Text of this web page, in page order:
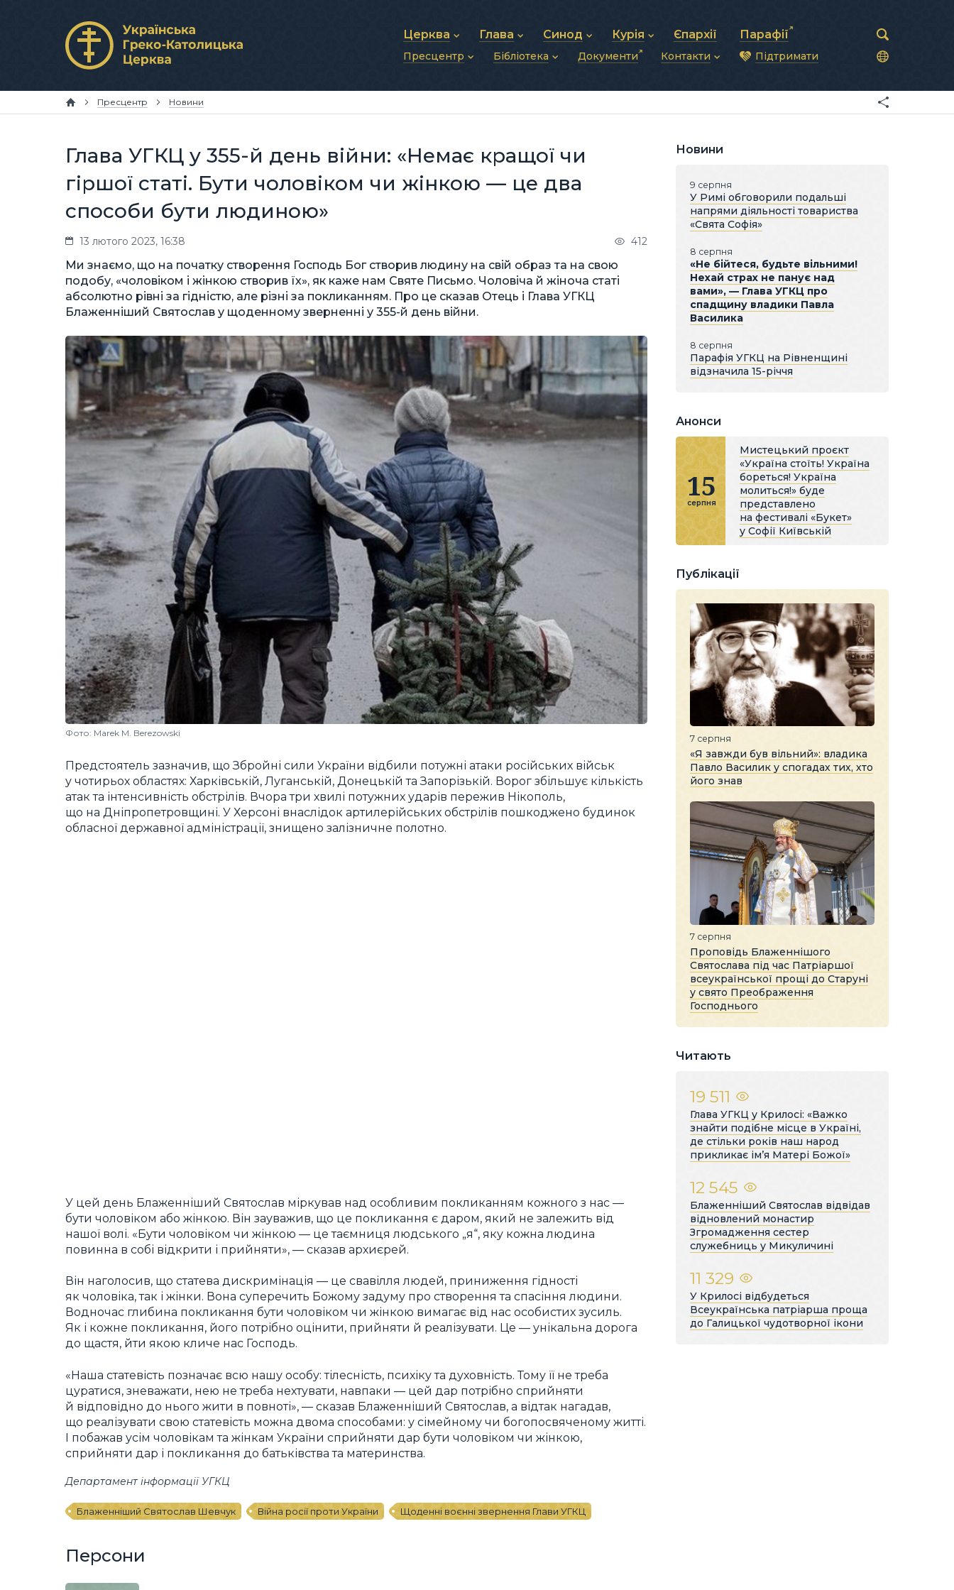
Церква
Про УГКЦ
Структура УГКЦ
Глава
Блаженніший Святослав
Фотографії
Синод
Синод Єпископів
Митрополичі Синоди
Курія
Душпастирська рада
Зв’язки та комунікації
Єпархії Парафії
Пресцентр
Публікації
Фото та відео
Архів новин (2013–2022)
Бібліотека
Молитви
Документи Контакти
Синоди Єпископів
Патріарша курія
Підтримати
Пресцентр Новини
Глава УГКЦ у 355-й день війни: «Немає кращої чи
гіршої статі. Бути чоловіком чи жінкою — це два
способи бути людиною»
13 лютого 2023, 16:38 412
Ми знаємо, що на початку створення Господь Бог створив людину на свій образ та на свою
подобу, «чоловіком і жінкою створив їх», як каже нам Святе Письмо. Чоловіча й жіноча статі
абсолютно рівні за гідністю, але різні за покликанням. Про це сказав Отець і Глава УГКЦ
Блаженніший Святослав у щоденному зверненні у 355-й день війни.
Фото: Marek M. Berezowski
Предстоятель зазначив, що Збройні сили України відбили потужні атаки російських військ
у чотирьох областях: Харківській, Луганській, Донецькій та Запорізькій. Ворог збільшує кількість
атак та інтенсивність обстрілів. Вчора три хвилі потужних ударів пережив Нікополь,
що на Дніпропетровщині. У Херсоні внаслідок артилерійських обстрілів пошкоджено будинок
обласної державної адміністрації, знищено залізничне полотно.
У цей день Блаженніший Святослав міркував над особливим покликанням кожного з нас —
бути чоловіком або жінкою. Він зауважив, що це покликання є даром, який не залежить від
нашої волі. «Бути чоловіком чи жінкою — це таємниця людського „я“, яку кожна людина
повинна в собі відкрити і прийняти», — сказав архиєрей.
Він наголосив, що статева дискримінація — це свавілля людей, приниження гідності
як чоловіка, так і жінки. Вона суперечить Божому задуму про створення та спасіння людини.
Водночас глибина покликання бути чоловіком чи жінкою вимагає від нас особистих зусиль.
Як і кожне покликання, його потрібно оцінити, прийняти й реалізувати. Це — унікальна дорога
до щастя, йти якою кличе нас Господь.
«Наша статевість позначає всю нашу особу: тілесність, психіку та духовність. Тому її не треба
цуратися, зневажати, нею не треба нехтувати, навпаки — цей дар потрібно сприйняти
й відповідно до нього жити в повноті», — сказав Блаженніший Святослав, а відтак нагадав,
що реалізувати свою статевість можна двома способами: у сімейному чи богопосвяченому житті.
І побажав усім чоловікам та жінкам України сприйняти дар бути чоловіком чи жінкою,
сприйняти дар і покликання до батьківства та материнства.
Департамент інформації УГКЦ
Блаженніший Святослав Шевчук Війна росії проти України Щоденні воєнні звернення Глави УГКЦ
Персони
Новини
9 серпня
У Римі обговорили подальші
напрями діяльності товариства
«Свята Софія»
8 серпня
«Не бійтеся, будьте вільними!
Нехай страх не панує над
вами», — Глава УГКЦ про
спадщину владики Павла
Василика
8 серпня
Парафія УГКЦ на Рівненщині
відзначила 15-річчя
Анонси
15
серпня
Мистецький проєкт
«Україна стоїть! Україна
бореться! Україна
молиться!» буде
представлено
на фестивалі «Букет»
у Софії Київській
Публікації
7 серпня
«Я завжди був вільний»: владика
Павло Василик у спогадах тих, хто
його знав
7 серпня
Проповідь Блаженнішого
Святослава під час Патріаршої
всеукраїнської прощі до Старуні
у свято Преображення
Господнього
Читають
19 511
Глава УГКЦ у Крилосі: «Важко
знайти подібне місце в Україні,
де стільки років наш народ
прикликає ім’я Матері Божої»
12 545
Блаженніший Святослав відвідав
відновлений монастир
Згромадження сестер
служебниць у Микуличині
11 329
У Крилосі відбудеться
Всеукраїнська патріарша проща
до Галицької чудотворної ікони